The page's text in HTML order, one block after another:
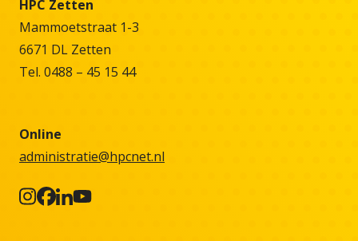
HPC Zetten
Mammoetstraat 1-3
6671 DL Zetten
Tel. 0488 – 45 15 44
Online
administratie@hpcnet.nl